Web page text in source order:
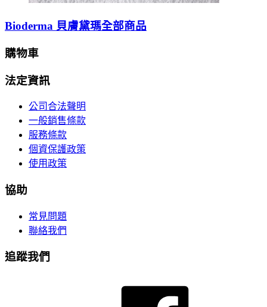
Bioderma 貝膚黛瑪全部商品
購物車
法定資訊
公司合法聲明
一般銷售條款
服務條款
個資保護政策
使用政策
協助
常見問題
聯絡我們
追蹤我們